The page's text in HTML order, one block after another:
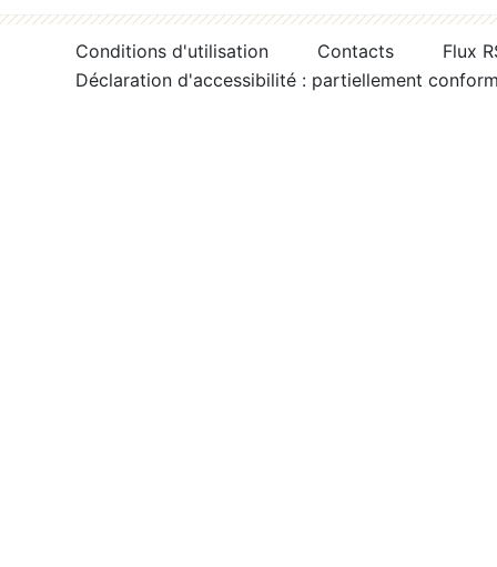
Conditions d'utilisation Contacts
Flux
Déclaration d'accessibilité : partiellement